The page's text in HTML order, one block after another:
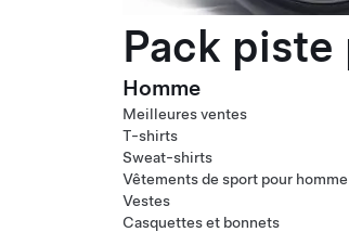
Pack
Homme
Meilleures ventes
T-shirts
Sweat-shirts
Vêtements de sport pour homme
Vestes
Casquettes et bonnets